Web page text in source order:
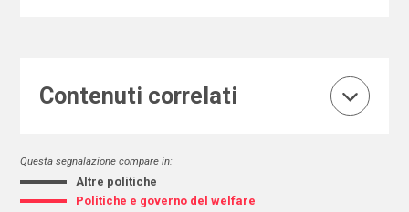
Contenuti correlati
Questa segnalazione compare in:
Altre politiche
Politiche e governo del welfare